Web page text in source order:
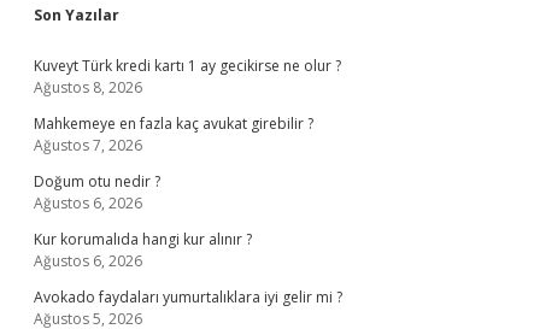
Sidebar
Son Yazılar
Kuveyt Türk kredi kartı 1 ay gecikirse ne olur ?
Ağustos 8, 2026
Mahkemeye en fazla kaç avukat girebilir ?
Ağustos 7, 2026
Doğum otu nedir ?
Ağustos 6, 2026
Kur korumalıda hangi kur alınır ?
Ağustos 6, 2026
Avokado faydaları yumurtalıklara iyi gelir mi ?
Ağustos 5, 2026